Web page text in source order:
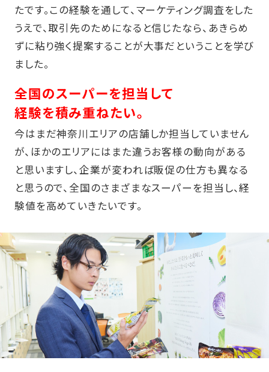
たです。この経験を通して、マーケティング調査をした
うえで、取引先のためになると信じたなら、あきらめ
ずに粘り強く提案することが大事だということを学び
ました。
全国のスーパーを担当して
経験を積み重ねたい。
今はまだ神奈川エリアの店舗しか担当していません
が、ほかのエリアにはまた違うお客様の動向がある
と思いますし、企業が変われば販促の仕方も異なる
と思うので、全国のさまざまなスーパーを担当し、経
験値を高めていきたいです。